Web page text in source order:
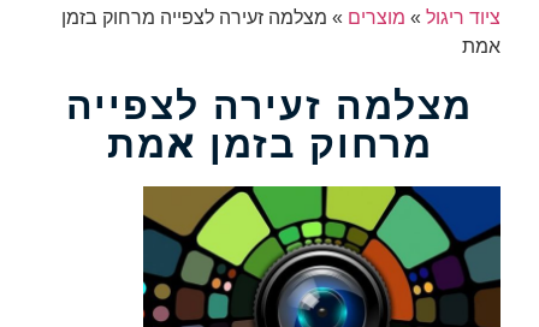
ציוד ריגול » מוצרים » מצלמה זעירה לצפייה מרחוק בזמן
אמת
מצלמה זעירה לצפייה
מרחוק בזמן אמת